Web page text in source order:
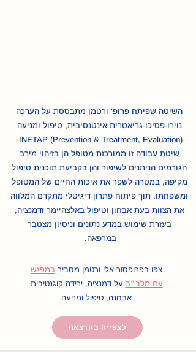
השיטה שפיתח פרופ' ורטמן מתבססת על הערכה
נוירו-פסיכו-גריאטרית אינטנסיבית, טיפול ומניעה
(INETAP (Prevention & Treatment, Evaluation
שיטת עבודה זו ממורכזת מטופל הן בזיהוי מירב
הגורמים הניתנים לשיפור והן בקביעת תוכנית טיפול
מקיפה, במטרה לשפר את איכות החיים של המטופל
ומשפחתו. תוך פיתוח פתרון דיגיטלי מתקדם המלווה
את הצוות בעת אבחון וטיפול באלצהיימר ודמנציה,
בעזרת שימוש במדע נתונים וניסיון מצטבר
במרפאה.
צפו בפרופסור אלי ורטמן מסביר במפגש
עם מלב״ב על דמנציה, ירידה קוגנטיבית
אבחנה, טיפול ומניעה
לצפייה בהרצאה